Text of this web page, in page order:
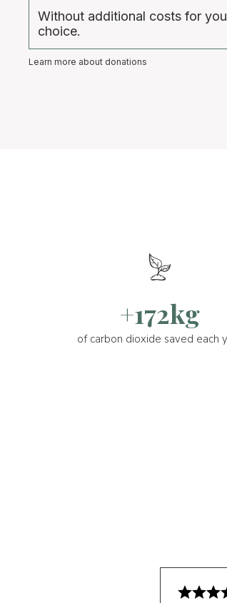
Without additional costs for
choice.
Learn more about donations
+172kg
of carbon dioxide saved each